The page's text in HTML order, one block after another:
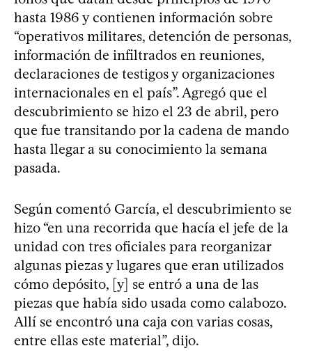
hasta 1986 y contienen información sobre
“operativos militares, detención de personas,
información de infiltrados en reuniones,
declaraciones de testigos y organizaciones
internacionales en el país”. Agregó que el
descubrimiento se hizo el 23 de abril, pero
que fue transitando por la cadena de mando
hasta llegar a su conocimiento la semana
pasada.
Según comentó García, el descubrimiento se
hizo “en una recorrida que hacía el jefe de la
unidad con tres oficiales para reorganizar
algunas piezas y lugares que eran utilizados
cómo depósito, [y] se entró a una de las
piezas que había sido usada como calabozo.
Allí se encontró una caja con varias cosas,
entre ellas este material”, dijo.